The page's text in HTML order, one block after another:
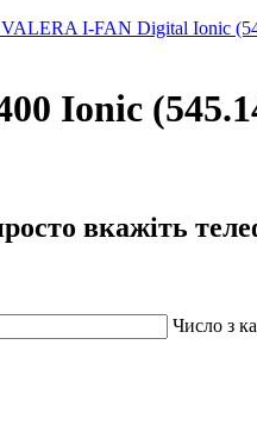
I-FAN Digital Ionic
Ionic
вкажіть
Число з